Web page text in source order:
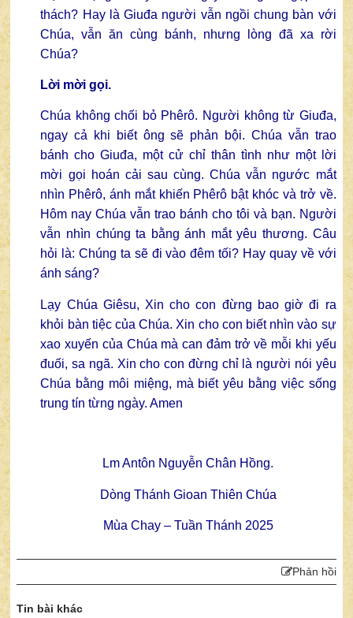
thách? Hay là Giuđa người vẫn ngồi chung bàn với
Chúa, vẫn ăn cùng bánh, nhưng lòng đã xa rời
Chúa?
Lời mời gọi.
Chúa không chối bỏ Phêrô. Người không từ Giuđa,
ngay cả khi biết ông sẽ phản bội. Chúa vẫn trao
bánh cho Giuđa, một cử chỉ thân tình như một lời
mời gọi hoán cải sau cùng. Chúa vẫn ngước mắt
nhìn Phêrô, ánh mắt khiến Phêrô bật khóc và trở về.
Hôm nay Chúa vẫn trao bánh cho tôi và bạn. Người
vẫn nhìn chúng ta bằng ánh mắt yêu thương. Câu
hỏi là: Chúng ta sẽ đi vào đêm tối? Hay quay về với
ánh sáng?
Lạy Chúa Giêsu, Xin cho con đừng bao giờ đi ra
khỏi bàn tiệc của Chúa. Xin cho con biết nhìn vào sự
xao xuyến của Chúa mà can đảm trở về mỗi khi yếu
đuối, sa ngã. Xin cho con đừng chỉ là người nói yêu
Chúa bằng môi miệng, mà biết yêu bằng việc sống
trung tín từng ngày. Amen
Lm Antôn Nguyễn Chân Hồng.
Dòng Thánh Gioan Thiên Chúa
Mùa Chay – Tuần Thánh 2025
Phản hồi
Tin bài khác